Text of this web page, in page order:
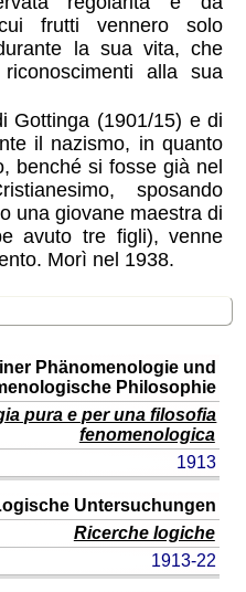
frutti vennero solo
la sua vita, che
alla sua
Gottinga (1901/15) e di
il nazismo, in quanto
benché si fosse già nel
sposando
una giovane maestra di
avuto tre figli), venne
Morì nel 1938.
Phänomenologie und
Philosophie
pura e per una filosofia
fenomenologica
1913
Untersuchungen
Ricerche logiche
1913-22